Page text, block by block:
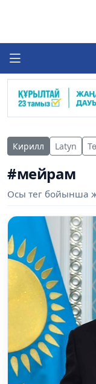
Кирилл Latyn
#мейрам
Осы тег бойынша